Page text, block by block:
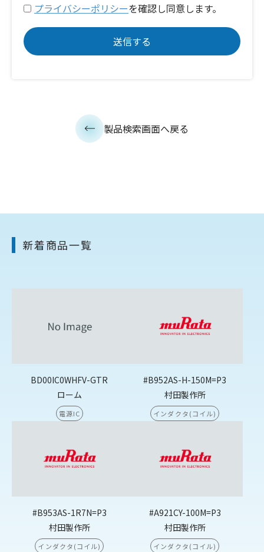
プライバシーポリシーを確認し同意します。
製品検索画面へ戻る
新着商品一覧
BD00IC0WHFV-GTR
ローム
電源IC
#B952AS-H-150M=P3
村田製作所
インダクタ(コイル)
#B953AS-1R7N=P3
村田製作所
インダクタ(コイル)
#A921CY-100M=P3
村田製作所
インダクタ(コイル)